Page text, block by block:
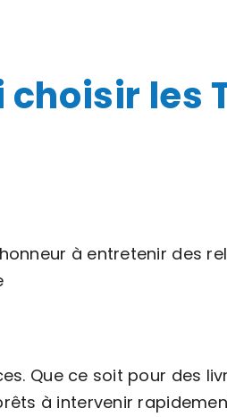
les
à entretenir des
Que ce soit pour des
à intervenir